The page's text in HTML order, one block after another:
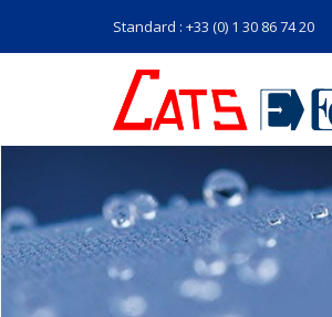
Standard : +33 (0) 1 30 86 74 20